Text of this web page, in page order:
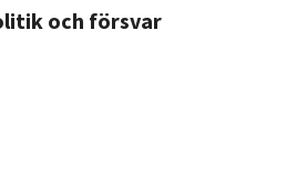
och försvar